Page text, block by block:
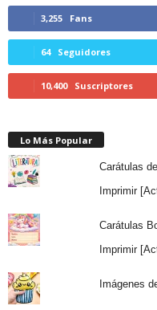
3,255 Fans
64 Seguidores
10,400 Suscriptores
Lo Más Popular
Carátulas
Imprimir
Carátulas
Imprimir
Imágenes